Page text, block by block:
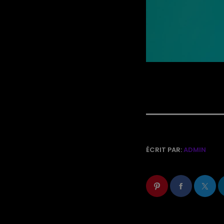
ÉCRIT PAR:ADMIN